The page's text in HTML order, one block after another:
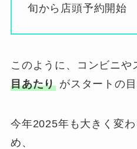
旬から店頭予約開始
このように、コンビニ
目あたり がスタートの
今年2025年も大きく変
め、